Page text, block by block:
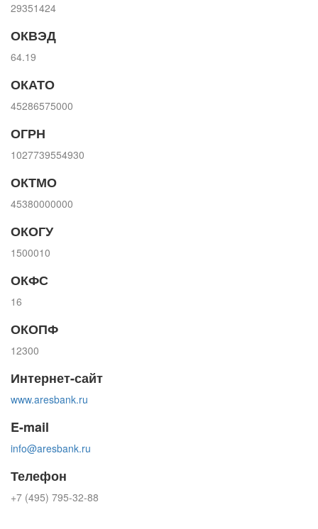
29351424
ОКВЭД
64.19
ОКАТО
45286575000
ОГРН
1027739554930
ОКТМО
45380000000
ОКОГУ
1500010
ОКФС
16
ОКОПФ
12300
Интернет-сайт
www.aresbank.ru
E-mail
info@aresbank.ru
Телефон
+7 (495) 795-32-88